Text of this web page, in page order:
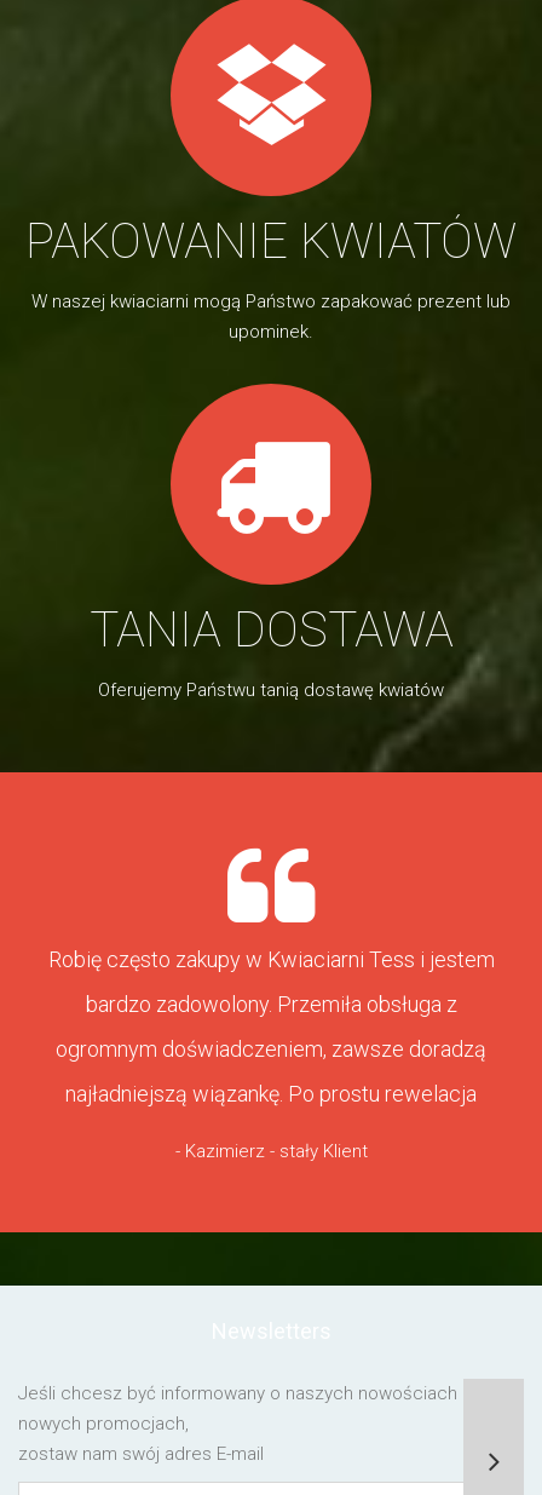
PAKOWANIE KWIATÓW
W naszej kwiaciarni mogą Państwo zapakować prezent lub
upominek.
TANIA DOSTAWA
Oferujemy Państwu tanią dostawę kwiatów
Robię często zakupy w Kwiaciarni Tess i jestem
bardzo zadowolony. Przemiła obsługa z
ogromnym doświadczeniem, zawsze doradzą
najładniejszą wiązankę. Po prostu rewelacja
- Kazimierz - stały Klient
Jeśli chcesz być informowany o naszych nowościach lub o
nowych promocjach,
zostaw nam swój adres E-mail